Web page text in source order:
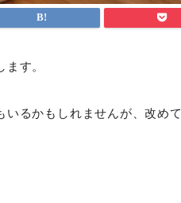
す。
るかもしれませんが、改めて